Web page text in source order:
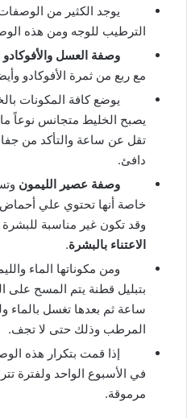
يوجد الكثير من
الترطيب للوجه ومن هذه
وصفة العسل والأفوكادو
مع ربع من ثمرة الأفوكادو
يوضع كافة المكونات
يصبح الخليط متجانس نوعاً
تقل عن ساعة والتأكد من
دافئ.
وصفة عصير الليمون
خاصة أنها تحتوي علي أحماض
وقد تكون غير مناسبة
الاعتناء بالبشرة.
ومن مكوناتها الماء
بتبليل قطنة يتم المسح على
ساعة ثم بعدها تغسل بالماء
المرطب وذلك حتى لا تجف.
مرموقة.